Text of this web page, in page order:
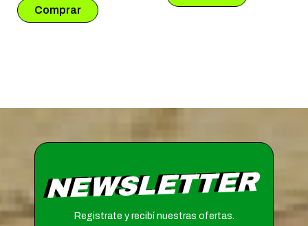
NEWSLETTER
Registrate y recibí nuestras ofertas.